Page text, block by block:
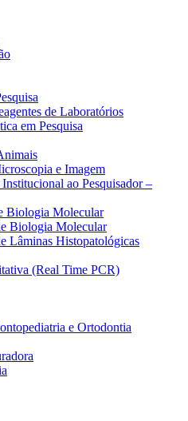
de Laboratórios
em Pesquisa
e Imagem
ao Pesquisador –
Biologia Molecular
Biologia Molecular
Lâminas Histopatológicas
(Real Time PCR)
e Ortodontia